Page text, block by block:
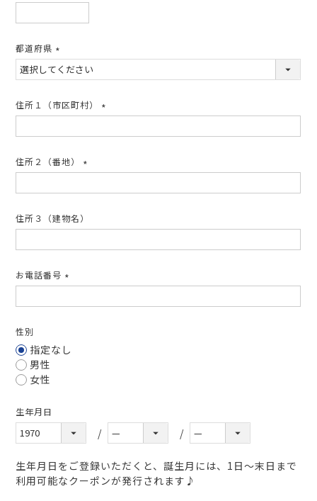
須)
都道府県
(必
須)
住所１（市区町村）
須)
住所２（番地）
須)
住所３（建物名）
お電話番号
須)
性別
指定なし
男性
女性
生年月日
生年月日をご登録いただくと、誕生月には、1日～末日まで
利用可能なクーポンが発行されます♪